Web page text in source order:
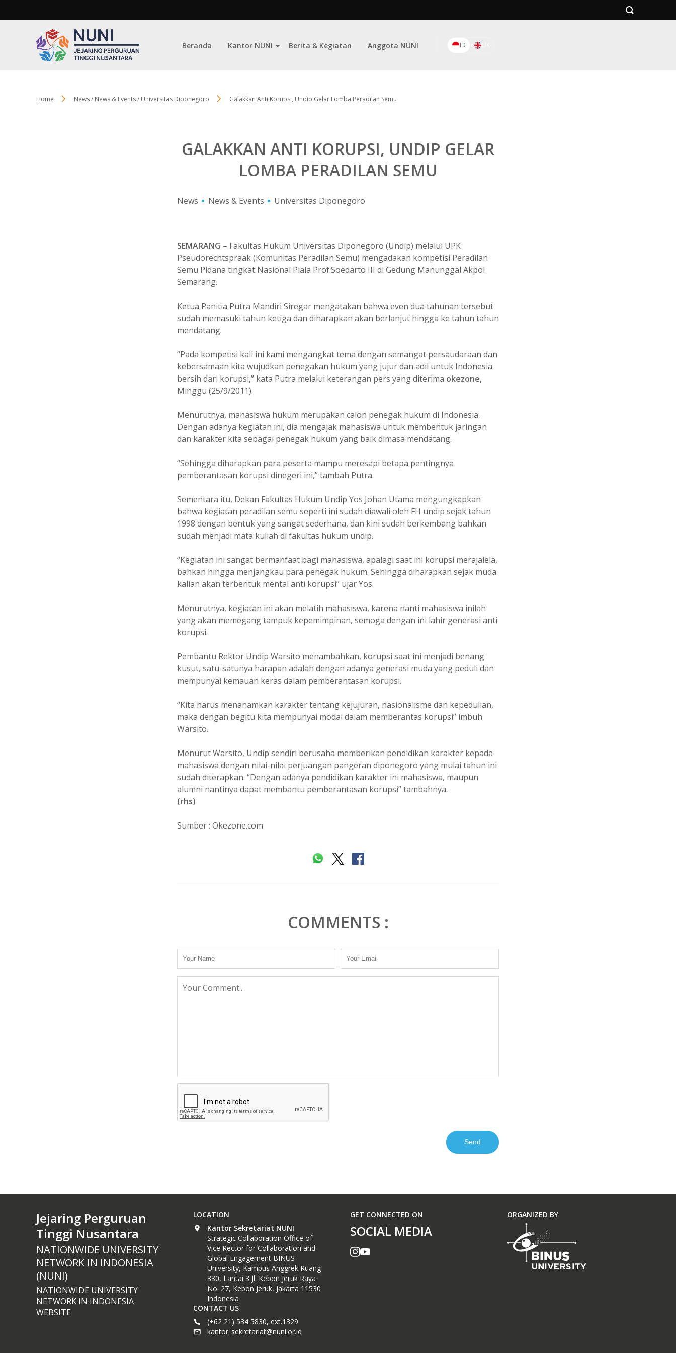
Beranda Kantor NUNI Berita & Kegiatan Anggota NUNI ID
Home News / News & Events / Universitas Diponegoro Galakkan Anti Korupsi, Undip Gelar Lomba Peradilan Semu
GALAKKAN ANTI KORUPSI, UNDIP GELAR
LOMBA PERADILAN SEMU
News News & Events Universitas Diponegoro
SEMARANG – Fakultas Hukum Universitas Diponegoro (Undip) melalui UPK
Pseudorechtspraak (Komunitas Peradilan Semu) mengadakan kompetisi Peradilan
Semu Pidana tingkat Nasional Piala Prof.Soedarto III di Gedung Manunggal Akpol
Semarang.
Ketua Panitia Putra Mandiri Siregar mengatakan bahwa even dua tahunan tersebut
sudah memasuki tahun ketiga dan diharapkan akan berlanjut hingga ke tahun tahun
mendatang.
“Pada kompetisi kali ini kami mengangkat tema dengan semangat persaudaraan dan
kebersamaan kita wujudkan penegakan hukum yang jujur dan adil untuk Indonesia
bersih dari korupsi,” kata Putra melalui keterangan pers yang diterima okezone,
Minggu (25/9/2011).
Menurutnya, mahasiswa hukum merupakan calon penegak hukum di Indonesia.
Dengan adanya kegiatan ini, dia mengajak mahasiswa untuk membentuk jaringan
dan karakter kita sebagai penegak hukum yang baik dimasa mendatang.
“Sehingga diharapkan para peserta mampu meresapi betapa pentingnya
pemberantasan korupsi dinegeri ini,” tambah Putra.
Sementara itu, Dekan Fakultas Hukum Undip Yos Johan Utama mengungkapkan
bahwa kegiatan peradilan semu seperti ini sudah diawali oleh FH undip sejak tahun
1998 dengan bentuk yang sangat sederhana, dan kini sudah berkembang bahkan
sudah menjadi mata kuliah di fakultas hukum undip.
“Kegiatan ini sangat bermanfaat bagi mahasiswa, apalagi saat ini korupsi merajalela,
bahkan hingga menjangkau para penegak hukum. Sehingga diharapkan sejak muda
kalian akan terbentuk mental anti korupsi” ujar Yos.
Menurutnya, kegiatan ini akan melatih mahasiswa, karena nanti mahasiswa inilah
yang akan memegang tampuk kepemimpinan, semoga dengan ini lahir generasi anti
korupsi.
Pembantu Rektor Undip Warsito menambahkan, korupsi saat ini menjadi benang
kusut, satu-satunya harapan adalah dengan adanya generasi muda yang peduli dan
mempunyai kemauan keras dalam pemberantasan korupsi.
“Kita harus menanamkan karakter tentang kejujuran, nasionalisme dan kepedulian,
maka dengan begitu kita mempunyai modal dalam memberantas korupsi” imbuh
Warsito.
Menurut Warsito, Undip sendiri berusaha memberikan pendidikan karakter kepada
mahasiswa dengan nilai-nilai perjuangan pangeran diponegoro yang mulai tahun ini
sudah diterapkan. “Dengan adanya pendidikan karakter ini mahasiswa, maupun
alumni nantinya dapat membantu pemberantasan korupsi” tambahnya.
(rhs)
Sumber : Okezone.com
COMMENTS :
Jejaring Perguruan
Tinggi Nusantara
NATIONWIDE UNIVERSITY
NETWORK IN INDONESIA
(NUNI)
NATIONWIDE UNIVERSITY
NETWORK IN INDONESIA
WEBSITE
LOCATION
Kantor Sekretariat NUNI
Strategic Collaboration Office of
Vice Rector for Collaboration and
Global Engagement BINUS
University, Kampus Anggrek Ruang
330, Lantai 3 Jl. Kebon Jeruk Raya
No. 27, Kebon Jeruk, Jakarta 11530
Indonesia
CONTACT US
(+62 21) 534 5830, ext.1329
kantor_sekretariat@nuni.or.id
GET CONNECTED ON
SOCIAL MEDIA
ORGANIZED BY